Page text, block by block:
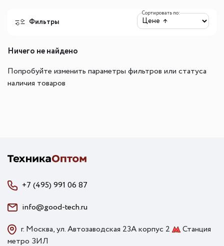
Фильтры
Сортировать по:
Ничего не найдено
Попробуйте изменить параметры фильтров или статуса
наличия товаров
+7 (495) 991 06 87
info@good-tech.ru
г. Москва, ул. Автозаводская 23А корпус 2
Станция
метро ЗИЛ